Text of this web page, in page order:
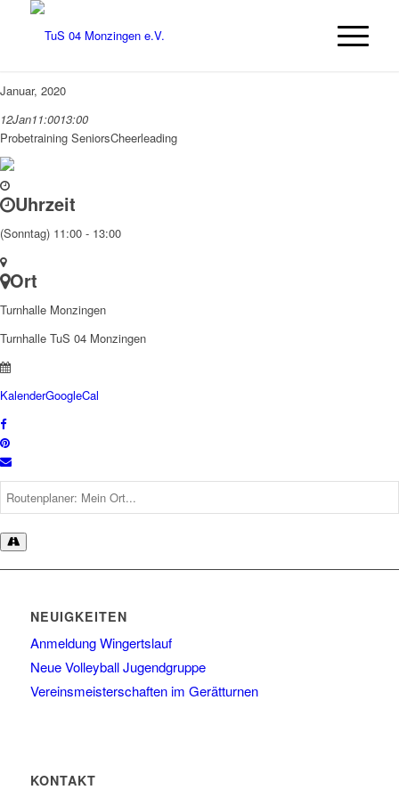
Januar, 2020
12Jan11:0013:00
Probetraining SeniorsCheerleading
Uhrzeit
(Sonntag) 11:00 - 13:00
Ort
Turnhalle Monzingen
Turnhalle TuS 04 Monzingen
KalenderGoogleCal
NEUIGKEITEN
Anmeldung Wingertslauf
Neue Volleyball Jugendgruppe
Vereinsmeisterschaften im Gerätturnen
KONTAKT